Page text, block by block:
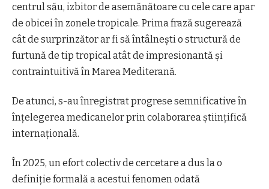
centrul său, izbitor de asemănătoare cu cele care apar
de obicei în zonele tropicale. Prima frază sugerează
cât de surprinzător ar fi să întâlnești o structură de
furtună de tip tropical atât de impresionantă și
contraintuitivă în Marea Mediterană.
De atunci, s-au înregistrat progrese semnificative în
înțelegerea medicanelor prin colaborarea științifică
internațională.
În 2025, un efort colectiv de cercetare a dus la o
definiție formală a acestui fenomen odată